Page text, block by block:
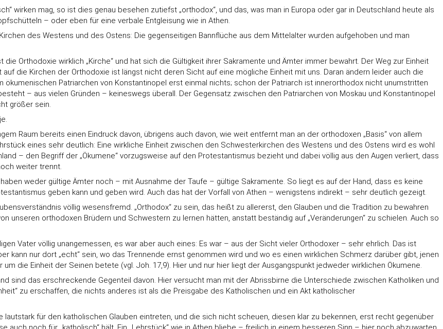
wirken mag, so ist dies genau besehen zutiefst „orthodox“, und das, was man in Europa oder gar in Deutschland heute als
– oder eben für eine verbale Entgleisung wie in Athen.
des Westens und des Ostens: Die gegenseitigen Bannflüche aus dem Mittelalter wurden aufgehoben und man
Orthodoxie wirklich „Kirche“ und hat sich die Gültigkeit ihrer Sakramente und Ämter immer bewahrt. Der Weg zur Einheit
die Kirchen der Orthodoxie ist längst nicht deren Sicht auf eine mögliche Einheit mit uns. Daran ändern leider auch die
Patriarchen von Konstantinopel erst einmal nichts; schon der Patriarch ist innerorthodox nicht unumstritten
– aus vielen Gründen – keineswegs überall. Der Gegensatz zwischen den Patriarchen von Moskau und Konstantinopel
größer sein.
Raum bereits einen Eindruck davon, übrigens auch davon, wie weit entfernt man an der orthodoxen „Basis“ von allem
eines sehr deutlich: Eine wirkliche Einheit zwischen den Schwesterkirchen des Westens und des Ostens wird es wohl
– den Begriff der „Ökumene“ vorzugsweise auf den Protestantismus bezieht und dabei völlig aus den Augen verliert, dass
weiter trennt.
weder gültige Ämter noch – mit Ausnahme der Taufe – gültige Sakramente. So liegt es auf der Hand, dass es keine
geben kann und geben wird. Auch das hat der Vorfall von Athen – wenigstens indirekt – sehr deutlich gezeigt.
völlig wesensfremd. „Orthodox“ zu sein, das heißt zu allererst, den Glauben und die Tradition zu bewahren
unseren orthodoxen Brüdern und Schwestern zu lernen hätten, anstatt beständig auf „Veränderungen“ zu schielen. Auch so
Vater völlig unangemessen, es war aber auch eines: Es war – aus der Sicht vieler Orthodoxer – sehr ehrlich. Das ist
kann nur dort „echt“ sein, wo das Trennende ernst genommen wird und wo es einen wirklichen Schmerz darüber gibt, jenen
die Einheit der Seinen betete (vgl. Joh. 17,9). Hier und nur hier liegt der Ausgangspunkt jedweder wirklichen Ökumene.
sind das erschreckende Gegenteil davon. Hier versucht man mit der Abrissbirne die Unterschiede zwischen Katholiken und
zu erschaffen, die nichts anderes ist als die Preisgabe des Katholischen und ein Akt katholischer
für den katholischen Glauben eintreten, und die sich nicht scheuen, diesen klar zu bekennen, erst recht gegenüber